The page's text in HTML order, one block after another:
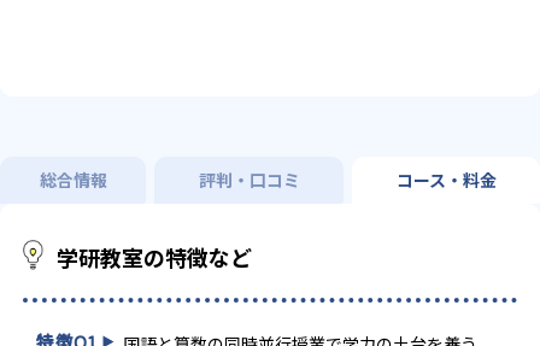
総合情報 評判・口コミ コース・料金
学研教室の特徴など